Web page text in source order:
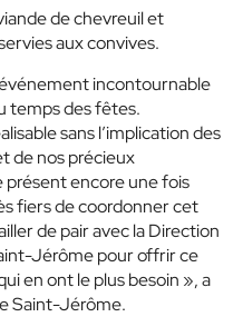
de chevreuil et
aux convives.
incontournable
temps des fêtes.
sans l’implication des
de nos précieux
présent encore une fois
fiers de coordonner cet
de pair avec la Direction
Jérôme pour offrir ce
en ont le plus besoin », a
Saint-Jérôme.